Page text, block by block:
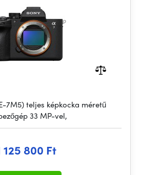
7M5) teljes képkocka méretű
33 MP-vel,
125 800 Ft